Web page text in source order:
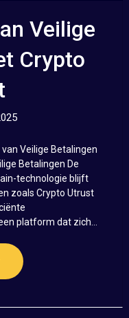
Veilige
Crypto
Veilige Betalingen
Betalingen De
technologie blijft
zoals Crypto Utrust
platform dat zich...